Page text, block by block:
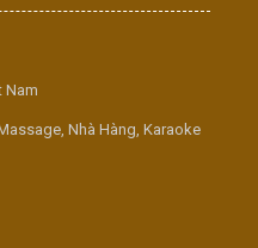
Nam
Nhà Hàng, Karaoke